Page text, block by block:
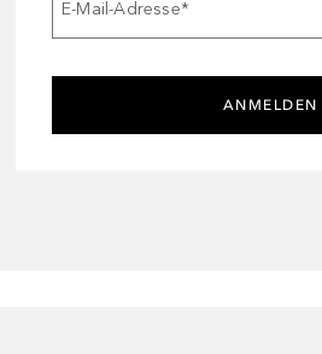
E-Mail-Adresse*
ANMELDEN